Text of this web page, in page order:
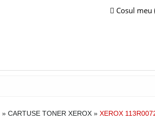
Cosul meu
» CARTUSE TONER XEROX » XEROX